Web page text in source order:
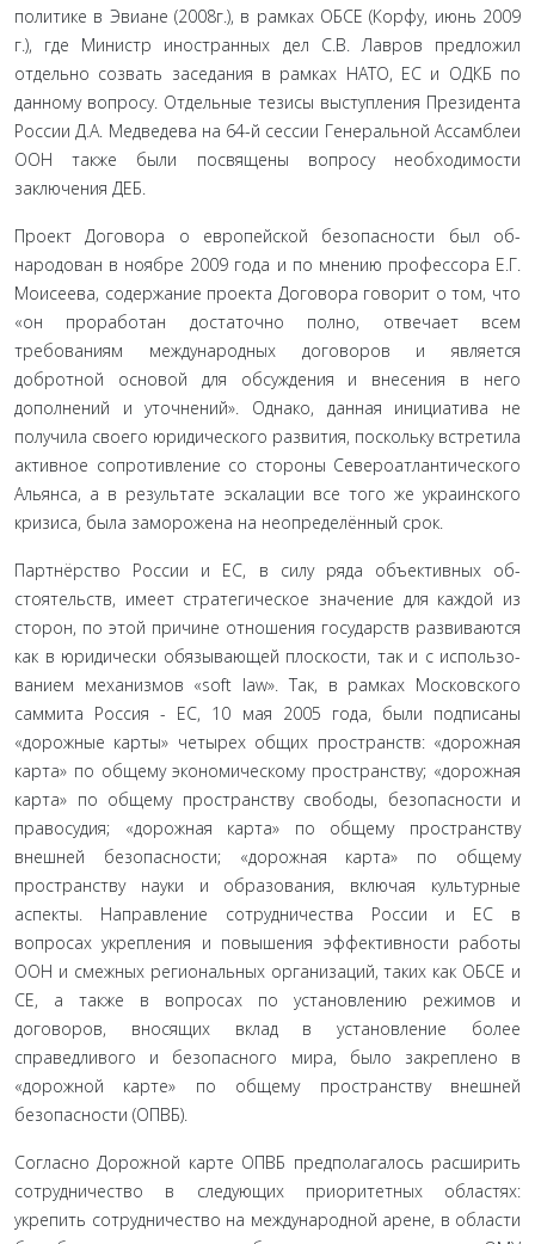
политике в Эвиане (2008г.), в рамках ОБСЕ (Корфу, июнь 2009
г.), где Министр иностранных дел С.В. Лавров предложил
отдельно созвать за­седания в рамках НАТО, ЕС и ОДКБ по
данному вопросу. От­дельные тезисы выступления Президента
России Д.А. Медве­дева на 64-й сессии Генеральной Ассамблеи
ООН также были посвящены вопросу необходимости
заключения ДЕБ.
Проект Договора о европейской безопасности был об­
народован в ноябре 2009 года и по мнению профессора Е.Г.
Моисеева, содержание проекта Договора говорит о том, что
«он проработан достаточно полно, отвечает всем
требовани­ям международных договоров и является
добротной основой для обсуждения и внесения в него
дополнений и уточнений». Однако, данная инициатива не
получила своего юридическо­го развития, поскольку встретила
активное сопротивление со стороны Североатлантического
Альянса, а в результате эска­лации все того же украинского
кризиса, была заморожена на неопределённый срок.
Партнёрство России и ЕС, в силу ряда объективных об­
стоятельств, имеет стратегическое значение для каждой из
сторон, по этой причине отношения государств развиваются
как в юридически обязывающей плоскости, так и с использо­
ванием механизмов «soft law». Так, в рамках Московского
сам­мита Россия - ЕС, 10 мая 2005 года, были подписаны
«дорож­ные карты» четырех общих пространств: «дорожная
карта» по общему экономическому пространству; «дорожная
карта» по общему пространству свободы, безопасности и
правосудия; «дорожная карта» по общему пространству
внешней безопас­ности; «дорожная карта» по общему
пространству науки и образования, включая культурные
аспекты. Направление сотрудничества России и ЕС в
вопросах укрепления и повы­шения эффективности работы
ООН и смежных региональных организаций, таких как ОБСЕ и
СЕ, а также в вопросах по уста­новлению режимов и
договоров, вносящих вклад в установ­ление более
справедливого и безопасного мира, было закре­плено в
«дорожной карте» по общему пространству внешней
безопасности (ОПВБ).
Согласно Дорожной карте ОПВБ предполагалось расши­рить
сотрудничество в следующих приоритетных областях:
укрепить сотрудничество на международной арене, в области